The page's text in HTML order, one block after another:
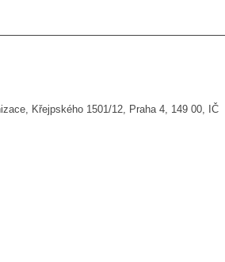
Křejpského 1501/12, Praha 4, 149 00, IČ